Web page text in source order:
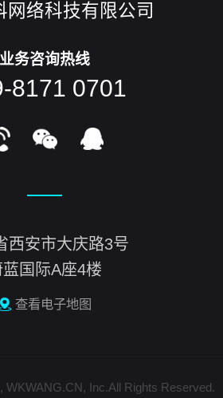
网络科技有限公司
业务咨询热线
8171 0701
西安市大庆路3号
蓝国际A座4楼
查看电子地图
WKWANG.CN, Inc.All Rights Reserved.